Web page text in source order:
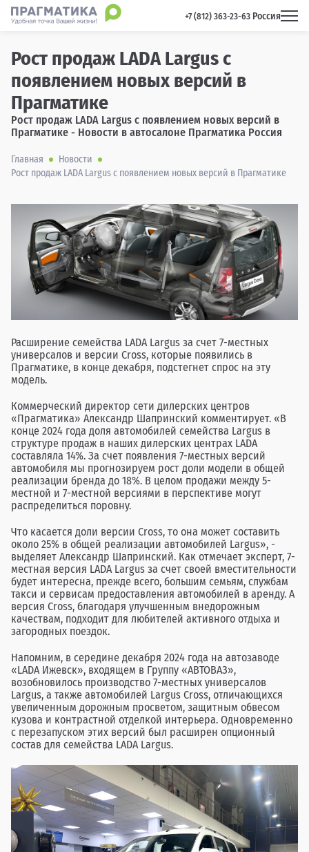
+7 (812) 363-23-63 Россия
Рост продаж LADA Largus с
появлением новых версий в
Прагматике
Рост продаж LADA Largus с появлением новых версий в
Прагматике - Новости в автосалоне Прагматика Россия
Главная
Новости
Рост продаж LADA Largus с появлением новых версий в Прагматике
Расширение семейства LADA Largus за счет 7-местных
универсалов и версии Cross, которые появились в
Прагматике, в конце декабря, подстегнет спрос на эту
модель.
Коммерческий директор сети дилерских центров
«Прагматика» Александр Шапринский комментирует. «В
конце 2024 года доля автомобилей семейства Largus в
структуре продаж в наших дилерских центрах LADA
составляла 14%. За счет появления 7-местных версий
автомобиля мы прогнозируем рост доли модели в общей
реализации бренда до 18%. В целом продажи между 5-
местной и 7-местной версиями в перспективе могут
распределиться поровну.
Что касается доли версии Cross, то она может составить
около 25% в общей реализации автомобилей Largus», -
выделяет Александр Шапринский. Как отмечает эксперт, 7-
местная версия LADA Largus за счет своей вместительности
будет интересна, прежде всего, большим семьям, службам
такси и сервисам предоставления автомобилей в аренду. А
версия Cross, благодаря улучшенным внедорожным
качествам, подходит для любителей активного отдыха и
загородных поездок.
Напомним, в середине декабря 2024 года на автозаводе
«LADA Ижевск», входящем в Группу «АВТОВАЗ»,
возобновилось производство 7-местных универсалов
Lаrgus, а также автомобилей Largus Cross, отличающихся
увеличенным дорожным просветом, защитным обвесом
кузова и контрастной отделкой интерьера. Одновременно
с перезапуском этих версий был расширен опционный
состав для семейства LADA Largus.